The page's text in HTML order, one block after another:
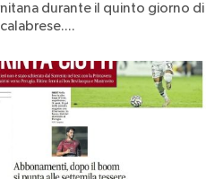
durante il quinto giorno di